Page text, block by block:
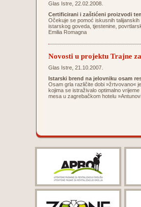
Glas Istre, 22.02.2008.
Certificirani i zaštićeni proizvodi
Očekuje se pomoć iskusnih
istarskog goveda, tjestenine,
Emilia Romagna
Novosti u projektu Trajne
Glas Istre, 21.10.2007.
Istarski brend na jelovniku osam
Osam grla različite dobi »žrtvovano«
kojima se istraživalo optimalno
mesa u zagrebačkom hotelu